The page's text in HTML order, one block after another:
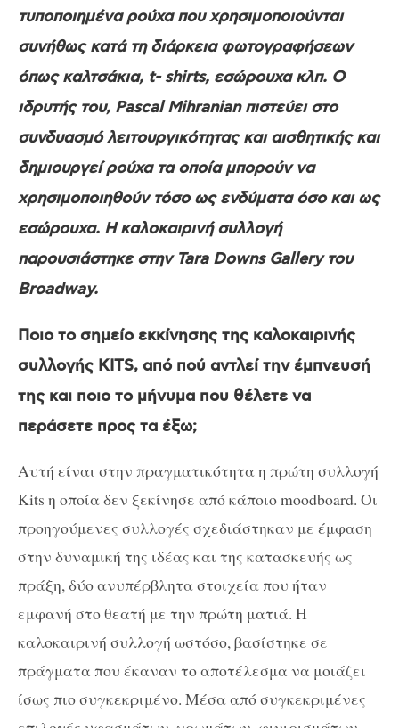
τυποποιημένα ρούχα που χρησιμοποιούνται
συνήθως κατά τη διάρκεια φωτογραφήσεων
όπως καλτσάκια, t- shirts, εσώρουχα κλπ. Ο
ιδρυτής του, Pascal Mihranianπιστεύειστο
συνδυασμό λειτουργικότητας και αισθητικής και
δημιουργείρούχα τα οποία μπορούν να
χρησιμοποιηθούν τόσο ωςενδύματαόσο και ως
εσώρουχα. Η καλοκαιρινή συλλογή
παρουσιάστηκε στην Tara Downs Gallery του
Broadway.
Ποιο το σημείο εκκίνησης της καλοκαιρινής
συλλογής KITS, από πού αντλεί την έμπνευσή
της και ποιο το μήνυμα που θέλετε να
περάσετε προς τα έξω;
Αυτή είναι στην πραγματικότητα η πρώτη συλλογή
Kits η οποία δεν ξεκίνησε από κάποιο moodboard. Οι
προηγούμενες συλλογές σχεδιάστηκαν με έμφαση
στην δυναμική της ιδέας και της κατασκευής ως
πράξη, δύο ανυπέρβλητα στοιχεία που ήταν
εμφανή στο θεατή με την πρώτη ματιά. Η
καλοκαιρινή συλλογή ωστόσο, βασίστηκε σε
πράγματα που έκαναν το αποτέλεσμα να μοιάζει
ίσως πιο συγκεκριμένο. Μέσα από συγκεκριμένες